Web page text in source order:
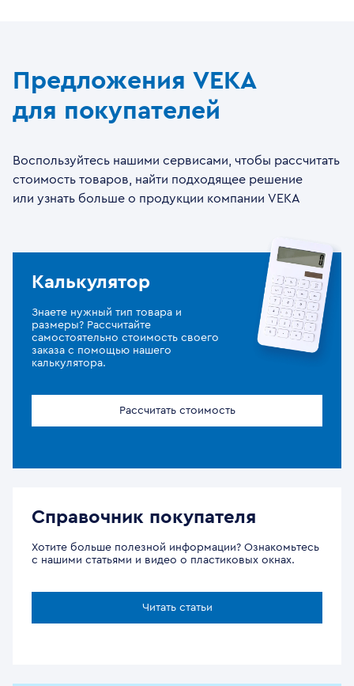
Предложения VEKA
для покупателей
Воспользуйтесь нашими сервисами, чтобы рассчитать
стоимость товаров, найти подходящее решение
или узнать больше о продукции компании VEKA
Калькулятор
Знаете нужный тип товара и
размеры? Рассчитайте
самостоятельно стоимость своего
заказа с помощью нашего
калькулятора.
Рассчитать стоимость
Справочник покупателя
Хотите больше полезной информации? Ознакомьтесь
с нашими статьями и видео о пластиковых окнах.
Читать статьи